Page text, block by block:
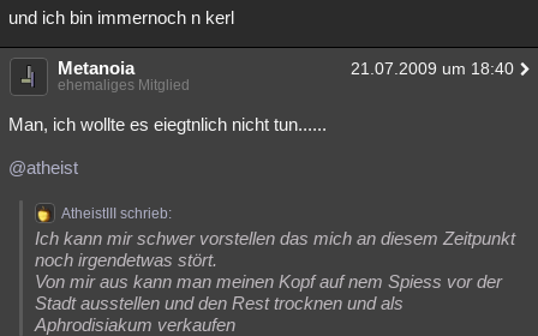
und ich bin immernoch n kerl
Metanoia 21.07.2009 um 18:40
ehemaliges Mitglied
Man, ich wollte es eiegtnlich nicht tun......
@atheist
AtheistIII schrieb:
Ich kann mir schwer vorstellen das mich an diesem Zeitpunkt
noch irgendetwas stört.
Von mir aus kann man meinen Kopf auf nem Spiess vor der
Stadt ausstellen und den Rest trocknen und als
Aphrodisiakum verkaufen